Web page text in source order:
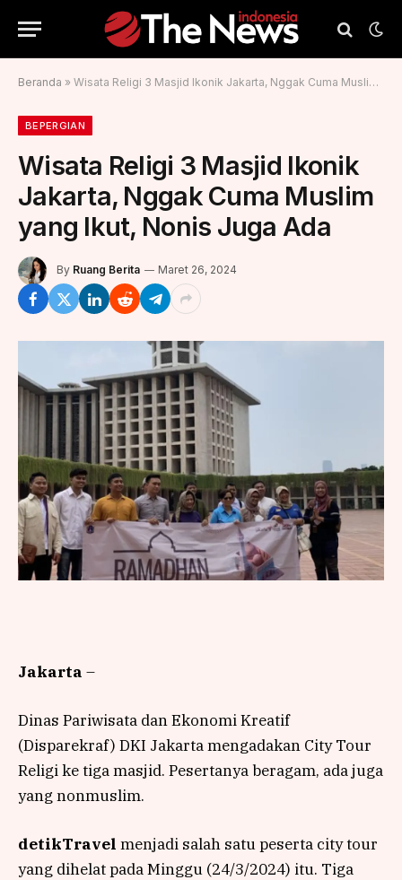
Beranda » Wisata Religi 3 Masjid Ikonik Jakarta, Nggak Cuma Muslim yang Ikut, Nonis Juga Ada
BEPERGIAN
Wisata Religi 3 Masjid Ikonik
Jakarta, Nggak Cuma Muslim
yang Ikut, Nonis Juga Ada
By Ruang Berita Maret 26, 2024
Jakarta –
Dinas Pariwisata dan Ekonomi Kreatif
(Disparekraf) DKI Jakarta mengadakan City Tour
Religi ke tiga masjid. Pesertanya beragam, ada juga
yang nonmuslim.
detikTravel menjadi salah satu peserta city tour
yang dihelat pada Minggu (24/3/2024) itu. Tiga